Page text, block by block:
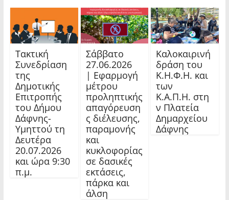
Τακτική
Συνεδρίαση
της
Δημοτικής
Επιτροπής
του Δήμου
Δάφνης-
Υμηττού τη
Δευτέρα
20.07.2026
και ώρα 9:30
π.μ.
Σάββατο
27.06.2026
| Εφαρμογή
μέτρου
προληπτικής
απαγόρευση
ς διέλευσης,
παραμονής
και
κυκλοφορίας
σε δασικές
εκτάσεις,
πάρκα και
άλση
Καλοκαιρινή
δράση του
Κ.Η.Φ.Η. και
των
Κ.Α.Π.Η. στη
ν Πλατεία
Δημαρχείου
Δάφνης